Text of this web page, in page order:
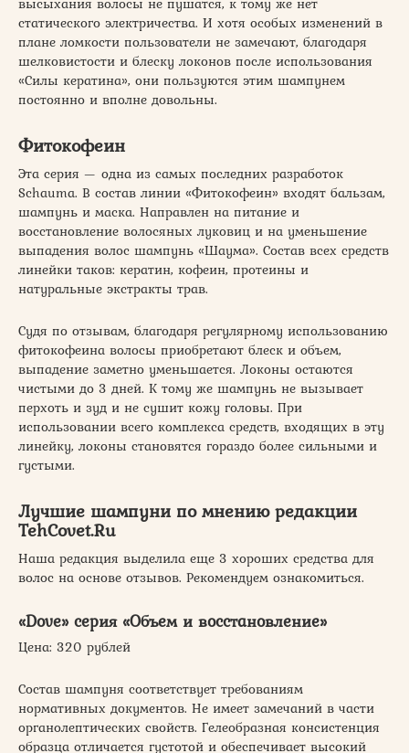
статического электричества. И хотя особых изменений в
плане ломкости пользователи не замечают, благодаря
шелковистости и блеску локонов после использования
«Силы кератина», они пользуются этим шампунем
постоянно и вполне довольны.
Фитокофеин
Эта серия — одна из самых последних разработок
Schauma. В состав линии «Фитокофеин» входят бальзам,
шампунь и маска. Направлен на питание и
восстановление волосяных луковиц и на уменьшение
выпадения волос шампунь «Шаума». Состав всех средств
линейки таков: кератин, кофеин, протеины и
натуральные экстракты трав.
Судя по отзывам, благодаря регулярному использованию
фитокофеина волосы приобретают блеск и объем,
выпадение заметно уменьшается. Локоны остаются
чистыми до 3 дней. К тому же шампунь не вызывает
перхоть и зуд и не сушит кожу головы. При
использовании всего комплекса средств, входящих в эту
линейку, локоны становятся гораздо более сильными и
густыми.
Лучшие шампуни по мнению редакции
TehCovet.Ru
Наша редакция выделила еще 3 хороших средства для
волос на основе отзывов. Рекомендуем ознакомиться.
«Dove» серия «Объем и восстановление»
Цена: 320 рублей
Состав шампуня соответствует требованиям
нормативных документов. Не имеет замечаний в части
органолептических свойств. Гелеобразная консистенция
образца отличается густотой и обеспечивает высокий